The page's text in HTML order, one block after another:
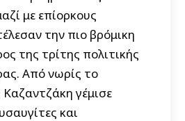
με επίορκους
την πιο βρόμικη
της τρίτης πολιτικής
Από νωρίς το
γέμισε
και